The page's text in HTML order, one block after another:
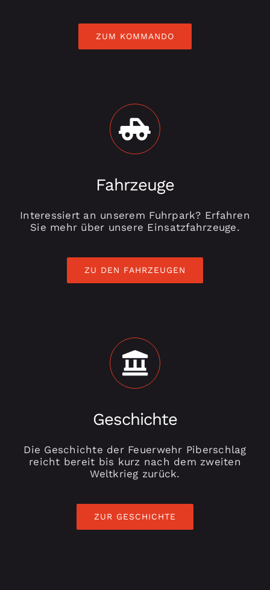
ZUM KOMMANDO
Fahrzeuge
Interessiert an unserem Fuhrpark? Erfahren
Sie mehr über unsere Einsatzfahrzeuge.
ZU DEN FAHRZEUGEN
Geschichte
Die Geschichte der Feuerwehr Piberschlag
reicht bereit bis kurz nach dem zweiten
Weltkrieg zurück.
ZUR GESCHICHTE